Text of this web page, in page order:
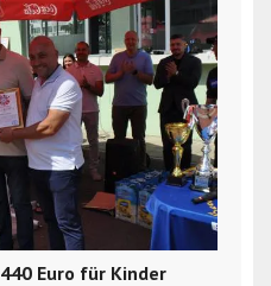
Euro für Kinder